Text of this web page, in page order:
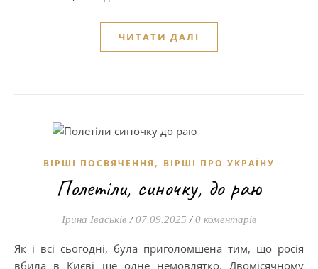
ЧИТАТИ ДАЛІ
ВІРШІ ПОСВЯЧЕННЯ , ВІРШІ ПРО УКРАЇНУ
Полетіли, синочку, до раю
Ірина Іваськів / 07.09.2025 / 0 коментарів
Як і всі сьогодні, була приголомшена тим, що росія
вбила в Києві ще одне немовлятко. Двомісячному